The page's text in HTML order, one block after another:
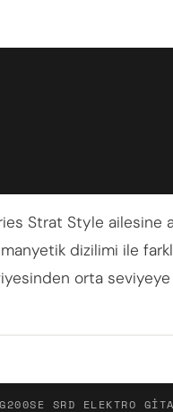
Strat Style
dizilimi ile
orta
SRD ELEKTRO